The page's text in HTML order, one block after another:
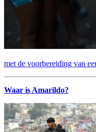
met de voorbereiding van
Waar is Amarildo?